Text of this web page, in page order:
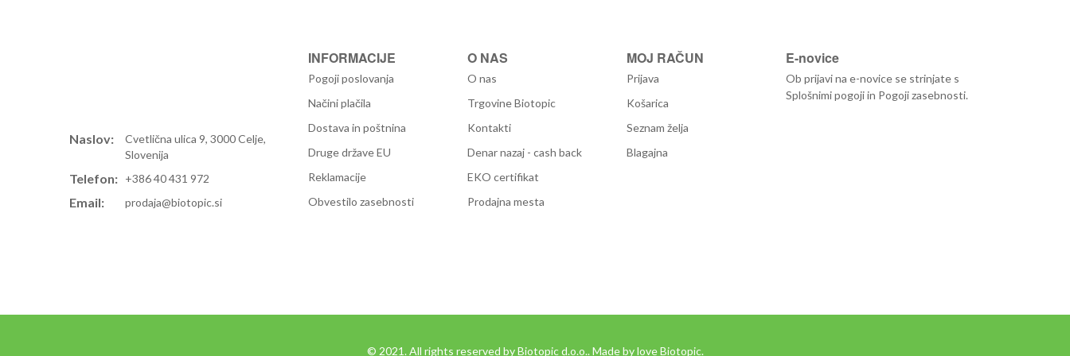
Naslov:
Cvetlična ulica 9, 3000 Celje,
Slovenija
Telefon: +386 40 431 972
Email: prodaja@biotopic.si
INFORMACIJE
Pogoji poslovanja
Načini plačila
Dostava in poštnina
Druge države EU
Reklamacije
Obvestilo zasebnosti
O NAS
O nas
Trgovine Biotopic
Kontakti
Denar nazaj - cash back
EKO certifikat
Prodajna mesta
MOJ RAČUN
Prijava
Košarica
Seznam želja
Blagajna
E-novice
Ob prijavi na e-novice se strinjate s
Splošnimi pogojiin Pogoji zasebnosti.
© 2021. All rights reserved by Biotopic d.o.o.. Made by love Biotopic.